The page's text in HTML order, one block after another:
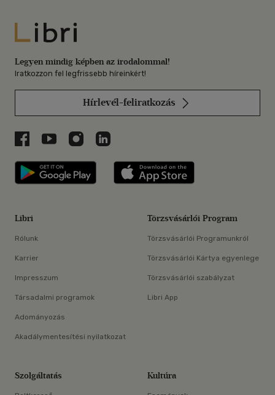
Libri
Legyen mindig képben az irodalommal!
Iratkozzon fel legfrissebb híreinkért!
Hírlevél-feliratkozás
Libri a Facebookon
Libri a Youtube-on
Libri az Instagramon
Libri a LinkedInen
Libri applikáció Szerezd meg: Google
Libri
Rólunk
Karrier
Impresszum
Társadalmi programok
Adományozás
Akadálymentesítési nyilatkozat
Törzsvásárlói Program
Törzsvásárlói Programunkról
Törzsvásárlói Kártya egyenlege
Törzsvásárlói szabályzat
Libri App
Szolgáltatás Kultúra